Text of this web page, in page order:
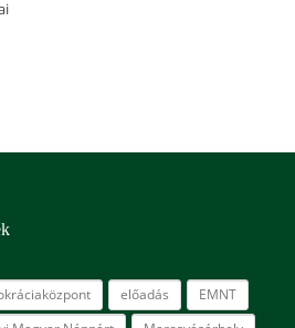
előadás
EMNT